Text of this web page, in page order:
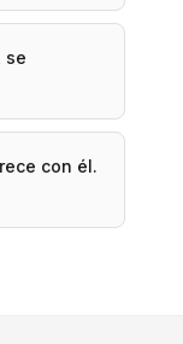
se
con él.